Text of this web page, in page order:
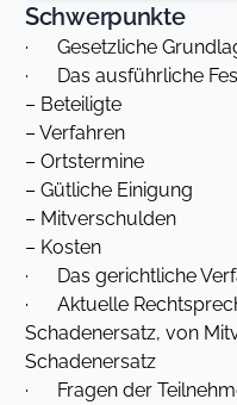
Schwerpunkte
· Gesetzliche
· Das ausführliche
– Beteiligte
– Verfahren
– Ortstermine
– Gütliche Einigung
– Mitverschulden
– Kosten
· Das gerichtliche
· Aktuelle
Schadenersatz, von
Schadenersatz
· Fragen der